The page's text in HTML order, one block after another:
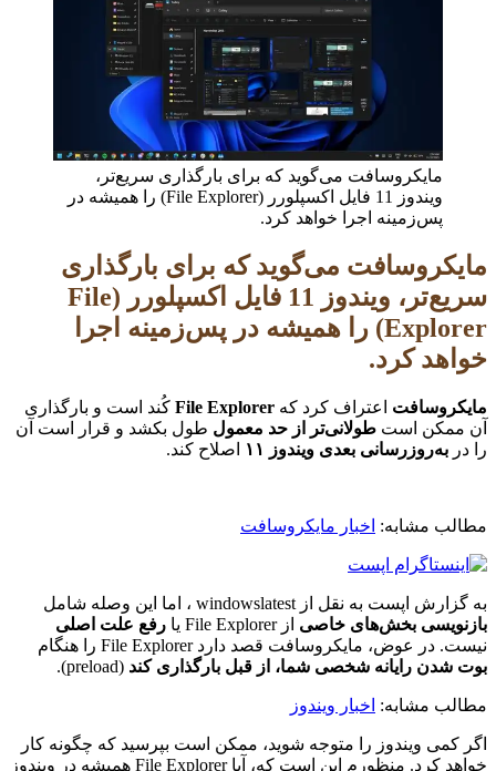
مایکروسافت می‌گوید که برای بارگذاری سریع‌تر،
ویندوز 11 فایل اکسپلورر (File Explorer) را همیشه در
پس‌زمینه اجرا خواهد کرد.
مایکروسافت می‌گوید که برای بارگذاری
سریع‌تر، ویندوز 11 فایل اکسپلورر (File
Explorer) را همیشه در پس‌زمینه اجرا
خواهد کرد.
مایکروسافت اعتراف کرد که File Explorer کُند است و بارگذاری
آن ممکن است طولانی‌تر از حد معمول طول بکشد و قرار است آن
را در به‌روزرسانی بعدی ویندوز ۱۱ اصلاح کند.
مطالب مشابه: اخبار مایکروسافت
به گزارش اپست به نقل از windowslatest ، اما این وصله شامل
بازنویسی بخش‌های خاصی از File Explorer یا
رفع علت اصلی
نیست. در عوض، مایکروسافت قصد دارد File Explorer را هنگام
بوت شدن رایانه شخصی شما، از قبل بارگذاری کند (preload).
مطالب مشابه: اخبار ویندوز
اگر کمی ویندوز را متوجه شوید، ممکن است بپرسید که چگونه کار
خواهد کرد. منظورم این است که، آیا File Explorer همیشه در ویندوز